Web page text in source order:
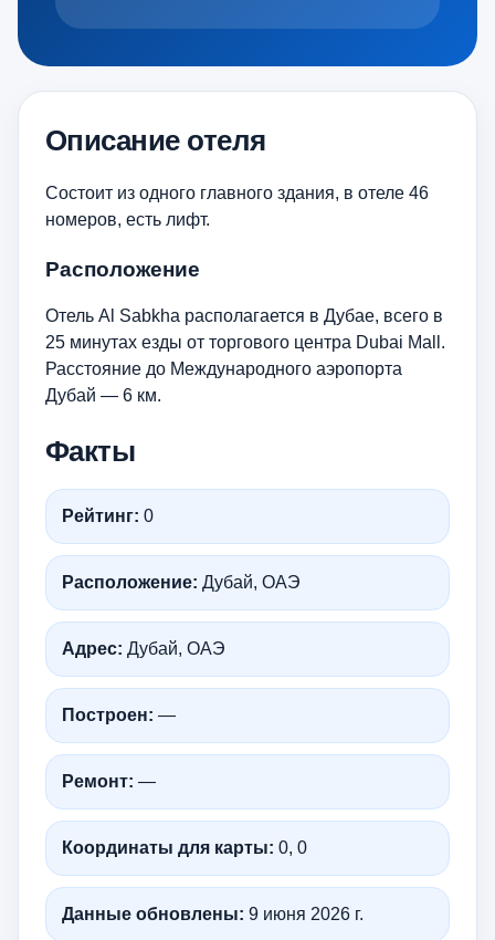
Описание отеля
Состоит из одного главного здания, в отеле 46
номеров, есть лифт.
Расположение
Отель Al Sabkha располагается в Дубае, всего в
25 минутах езды от торгового центра Dubai Mall.
Расстояние до Международного аэропорта
Дубай — 6 км.
Факты
Рейтинг: 0
Расположение: Дубай, ОАЭ
Адрес: Дубай, ОАЭ
Построен: —
Ремонт: —
Координаты для карты: 0, 0
Данные обновлены: 9 июня 2026 г.